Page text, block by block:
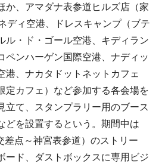
か、アマダナ表参道ヒルズ店（家
ディ空港、ドレスキャンプ（ブテ
ル・ド・ゴール空港、キディラン
ペンハーゲン国際空港、ナディッ
港、ナカタドットネットカフェ
定カフェ）など参加する各会場を
立て、スタンプラリー用のブース
どを設置するという。期間中は
点～神宮表参道）のストリー
ード、ダストボックスに専用ビジ